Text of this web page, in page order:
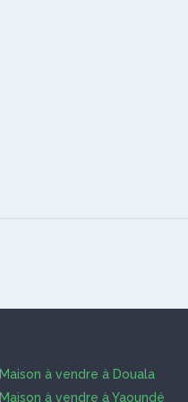
Maison à vendre à Douala
Maison à vendre à Yaoundé